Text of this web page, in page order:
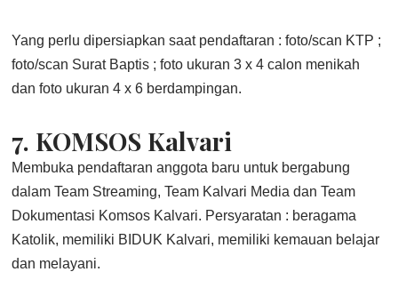
Yang perlu dipersiapkan saat pendaftaran : foto/scan KTP ;
foto/scan Surat Baptis ; foto ukuran 3 x 4 calon menikah
dan foto ukuran 4 x 6 berdampingan.
7. KOMSOS Kalvari
Membuka pendaftaran anggota baru untuk bergabung
dalam Team Streaming, Team Kalvari Media dan Team
Dokumentasi Komsos Kalvari. Persyaratan : beragama
Katolik, memiliki BIDUK Kalvari, memiliki kemauan belajar
dan melayani.